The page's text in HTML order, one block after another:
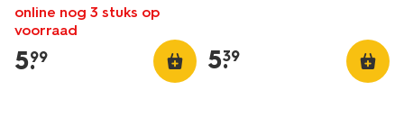
online nog 3 stuks op
voorraad
5.
99 5.
39